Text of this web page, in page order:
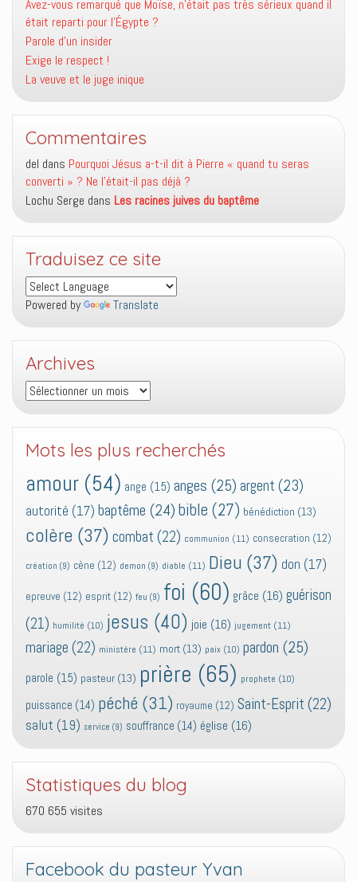
Avez-vous remarqué que Moïse, n’était pas très sérieux quand il
était reparti pour l’Égypte ?
Parole d’un insider
Exige le respect !
La veuve et le juge inique
Commentaires
del dans Pourquoi Jésus a-t-il dit à Pierre « quand tu seras
converti » ? Ne l’était-il pas déjà ?
Lochu Serge dans Les racines juives du baptême
Traduisez ce site
Powered by Translate
Archives
Archives
Mots les plus recherchés
amour (54) ange (15) anges (25) argent (23)
autorité (17) baptême (24) bible (27) bénédiction (13)
colère (37) combat (22) communion (11) consecration (12)
création (9) cène (12) demon (9) diable (11) Dieu (37) don (17)
epreuve (12) esprit (12) feu (9) foi (60) grâce (16) guérison
(21) humilité (10) jesus (40) joie (16) jugement (11)
mariage (22) ministère (11) mort (13) paix (10) pardon (25)
parole (15) pasteur (13) prière (65) prophete (10)
puissance (14) péché (31) royaume (12) Saint-Esprit (22)
salut (19) service (9) souffrance (14) église (16)
Statistiques du blog
670 655 visites
Facebook du pasteur Yvan